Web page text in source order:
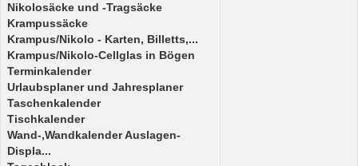
Nikolosäcke und -Tragsäcke
Krampussäcke
Krampus/Nikolo - Karten, Billetts,...
Krampus/Nikolo-Cellglas in Bögen
Terminkalender
Urlaubsplaner und Jahresplaner
Taschenkalender
Tischkalender
Wand-,Wandkalender Auslagen-
Displa...